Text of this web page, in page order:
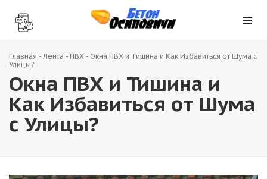
Главная -Лента - ПВХ - Окна ПВХ и Тишина и Как Избавиться от Шума с
Улицы?
Окна ПВХ и Тишина и
Как Избавиться от Шума
с Улицы?